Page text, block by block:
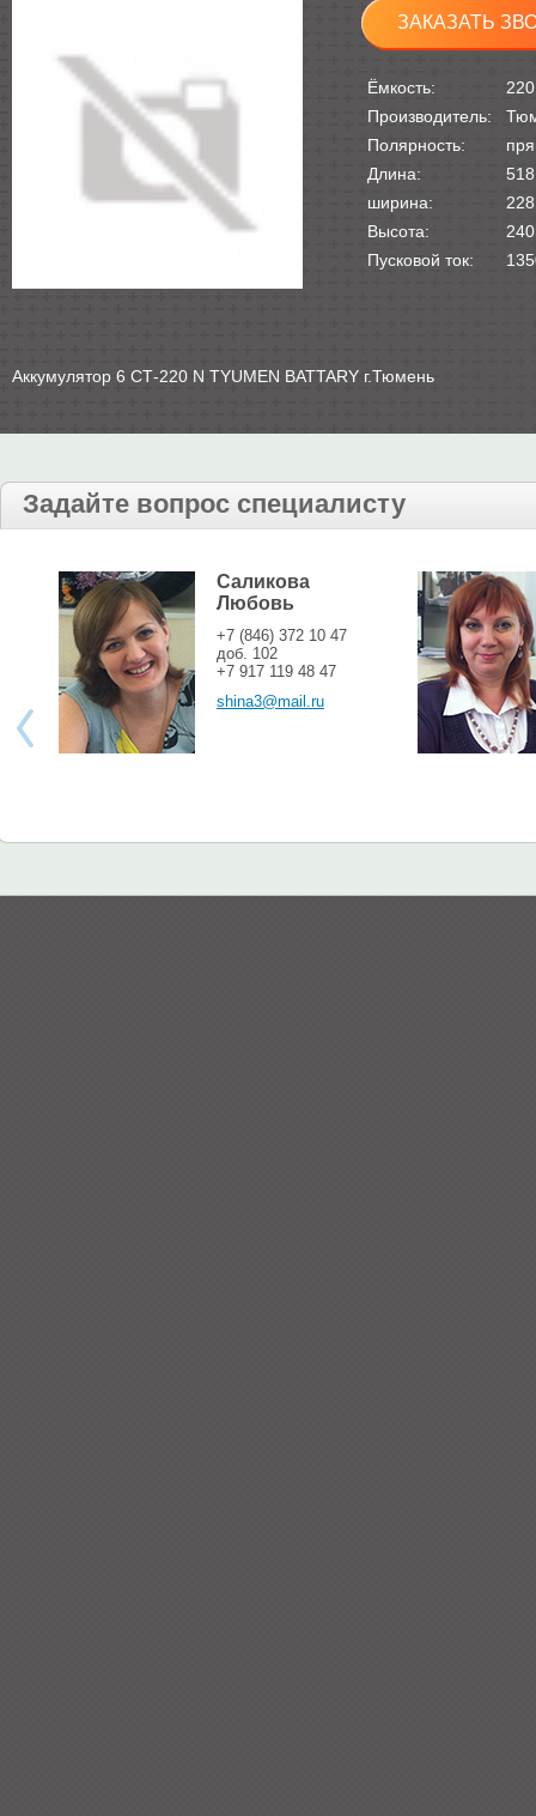
ЗАКАЗАТЬ
Ёмкость:
220
Производитель:
Полярность:
Длина:
518
ширина:
228
Высота:
240
Пусковой ток:
Аккумулятор 6 СТ-220 N TYUMEN BATTARY г.Тюмень
Задайте вопрос специалисту
Саликова
Любовь
+7 (846) 372 10 47
доб. 102
+7 917 119 48 47
shina3@mail.ru